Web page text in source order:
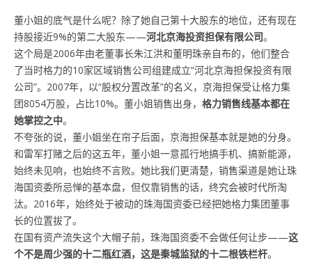
董小姐的底气是什么呢？除了她自己第十大股东的地位，还有现在
持股接近9%的第二大股东——河北京海投资担保有限公司。
这个局是2006年由老董事长朱江洪和董明珠亲自布的，他们整合
了当时格力的10家区域销售公司组建成立“河北京海担保投资有限
公司”。2007年，以“股权分置改革”的名义，京海担保受让格力集
团8054万股，占比10%。董小姐销售出身， 格力销售线基本都在
她掌控之中。
不夸张的说，董小姐坐在帘子后面，京海担保基本就是她的分身。
和雷军打赌之后的这五年，董小姐一意孤行地搞手机、搞新能源，
始终未见响，也始终不言败。她比我们更清楚，销售渠道是她让珠
海国资委所忌惮的基本盘，但仅靠销售的话，终究会被时代所淘
汰。2016年，始终处于被动的珠海国资委已经把她格力集团董事
长的位置拔了。
在国有资产流失这个大帽子前，珠海国资委不会做任何让步——这
个不是周少强的十二瓶红酒，这是秦城监狱的十二根铁栏杆。